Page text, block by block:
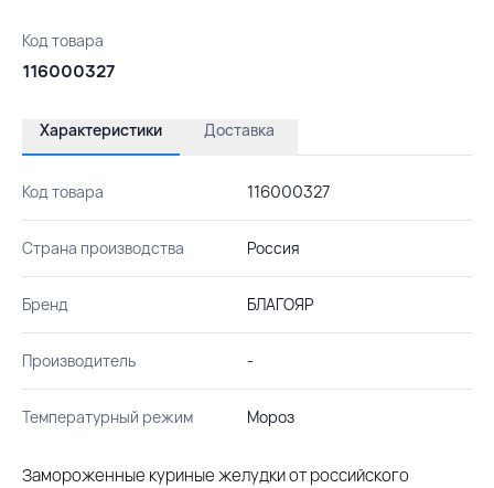
Код товара
116000327
Характеристики Доставка
Код товара 116000327
Страна производства Россия
Бренд БЛАГОЯР
Производитель -
Температурный режим Мороз
Замороженные куриные желудки от российского